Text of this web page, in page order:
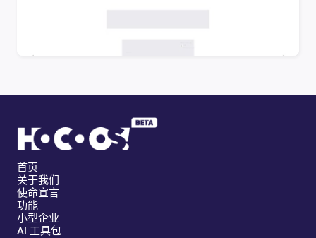
首页
关于我们
使命宣言
功能
小型企业
AI 工具包